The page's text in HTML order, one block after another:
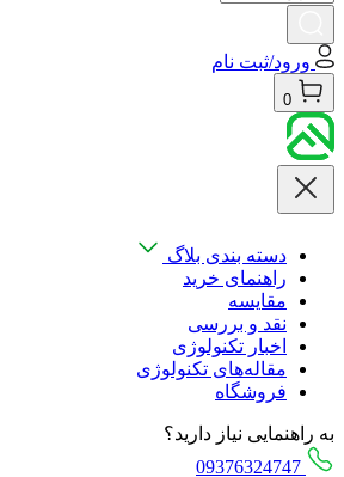
ورود/ثبت نام
0
دسته بندی بلاگ
راهنمای خرید
مقایسه
نقد و بررسی
اخبار تکنولوژی
مقاله‌های تکنولوژی
فروشگاه
به راهنمایی نیاز دارید؟